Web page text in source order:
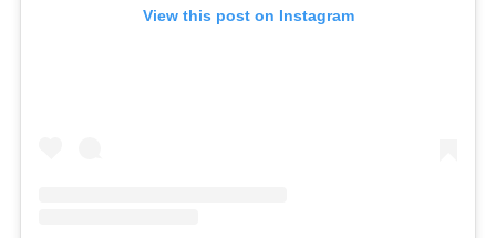
View this post on Instagram